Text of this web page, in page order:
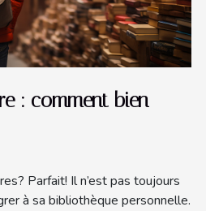
: comment bien
Parfait! Il n’est pas toujours
à sa bibliothèque personnelle.